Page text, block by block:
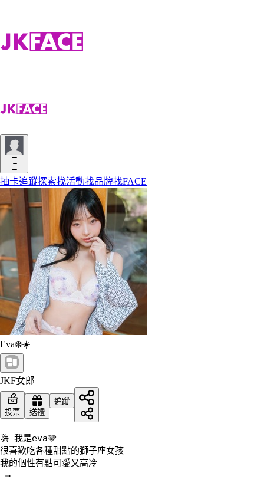
抽卡追蹤探索找活動找品牌找FACE
Eva❄️☀️
JKF女郎
投票 送禮
追蹤
嗨 我是eva🩵
很喜歡吃各種甜點的獅子座女孩
我的個性有點可愛又高冷
…